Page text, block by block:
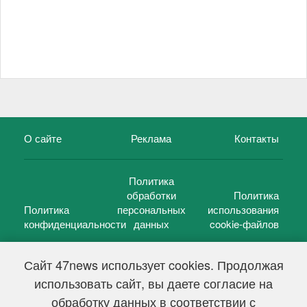
Сайт 47news использует cookies. Продолжая
использовать сайт, вы даете согласие на
обработку данных в соответствии с
О сайте Реклама Контакты
Политика
конфиденциальности
Политика
обработки
персональных
данных
Политика
использования
cookie-файлов
47 новостей (47 news)2005 — 2026 г.
Свидетельство о регистрации СМИ Эл № ФС 77-39848, выдано